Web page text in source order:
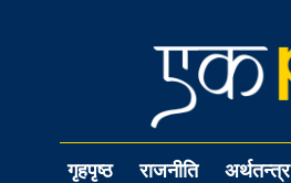
गृहपृष्ठ राजनीति अर्थतन्त्र